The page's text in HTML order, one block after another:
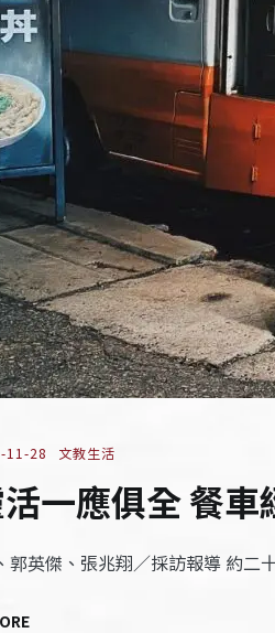
11-28 文教生活
一應俱全 餐車
郭英傑、張兆翔／採訪報導 約